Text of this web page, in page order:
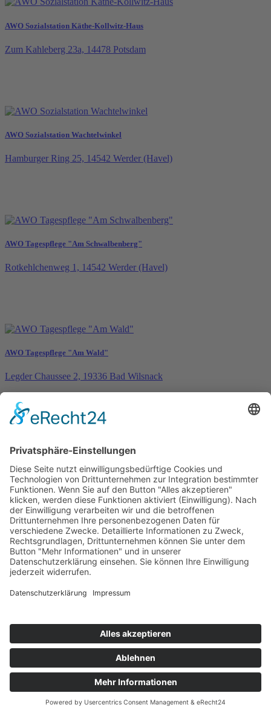
AWO Sozialstation Käthe-Kollwitz-Haus
Zum Kahleberg 23a, 14478 Potsdam
AWO Sozialstation Wachtelwinkel
Hamburger Ring 25, 14542 Werder (Havel)
AWO Tagespflege "Am Schwalbenberg"
Rotkehlchenweg 1, 14542 Werder (Havel)
AWO Tagespflege "Am Wald"
Legder Chaussee 2, 19336 Bad Wilsnack
Rosa-Luxemburg-Straße 42, 16909 Wittstock
AWO Tagespflege Jüterbog
Tauentzienstraße 27, 14913 Jüterbog
AWO Tagespflege Käthe-Kollwitz-Haus
Zum Jagenstein 20, 14478 Potsdam